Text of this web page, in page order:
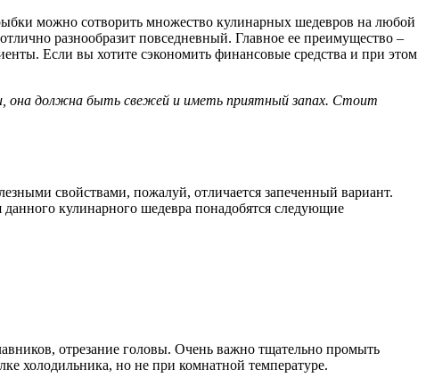
можно сотворить множество кулинарных шедевров на любой
разнообразит повседневный. Главное ее преимущество –
Если вы хотите сэкономить финансовые средства и при этом
она должна быть свежей и иметь приятный запах. Стоит
свойствами, пожалуй, отличается запеченный вариант.
кулинарного шедевра понадобятся следующие
отрезание головы. Очень важно тщательно промыть
холодильника, но не при комнатной температуре.